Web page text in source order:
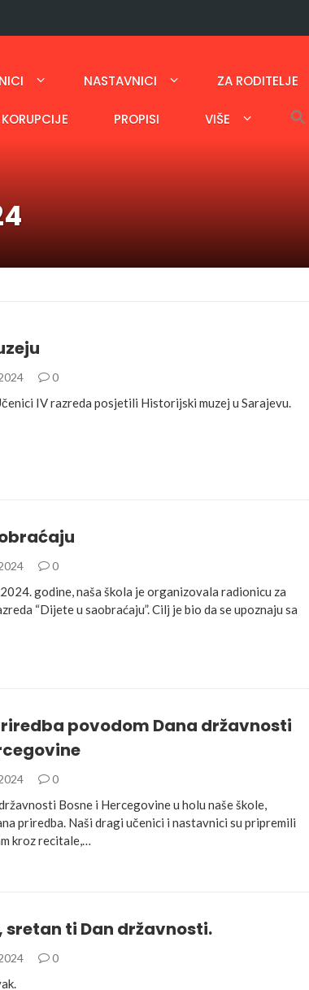
NASTAVNICI ZA RODITELJE
PROPISI VIŠE
0
IV razreda posjetili Historijski muzej u Sarajevu.
0
godine, naša škola je organizovala radionicu za
“Dijete u saobraćaju”. Cilj je bio da se upoznaju sa
povodom Dana državnosti
0
Bosne i Hercegovine u holu naše škole,
priredba. Naši dragi učenici i nastavnici su pripremili
kroz recitale,…
sretan ti Dan državnosti.
0